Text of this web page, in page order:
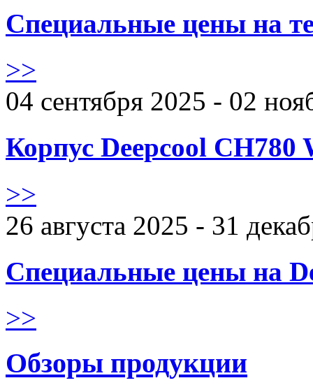
Специальные цены на
>>
04 сентября 2025 - 02
Корпус Deepcool CH780
>>
26 августа 2025 - 31
Специальные цены на
>>
Обзоры продукции